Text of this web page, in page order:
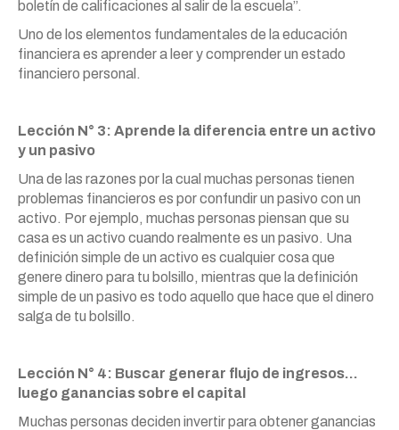
boletín de calificaciones al salir de la escuela”.
Uno de los elementos fundamentales de la educación
financiera es aprender a leer y comprender un estado
financiero personal.
Lección N° 3: Aprende la diferencia entre un activo
y un pasivo
Una de las razones por la cual muchas personas tienen
problemas financieros es por confundir un pasivo con un
activo. Por ejemplo, muchas personas piensan que su
casa es un activo cuando realmente es un pasivo. Una
definición simple de un activo es cualquier cosa que
genere dinero para tu bolsillo, mientras que la definición
simple de un pasivo es todo aquello que hace que el dinero
salga de tu bolsillo.
Lección N° 4: Buscar generar flujo de ingresos…
luego ganancias sobre el capital
Muchas personas deciden invertir para obtener ganancias